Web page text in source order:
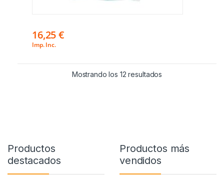
16,25€
Imp. Inc.
Mostrando los 12 resultados
Productos
destacados
Productos más
vendidos